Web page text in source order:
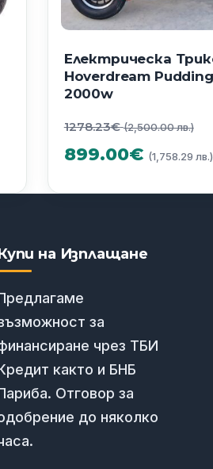
Електрическа
Hoverdream
2000w
1278.23€ (2,500.00 лв.)
899.00€ (1,758.29 лв.)
на Изплащане
за
чрез ТБИ
както и БНБ
Отговор за
до няколко